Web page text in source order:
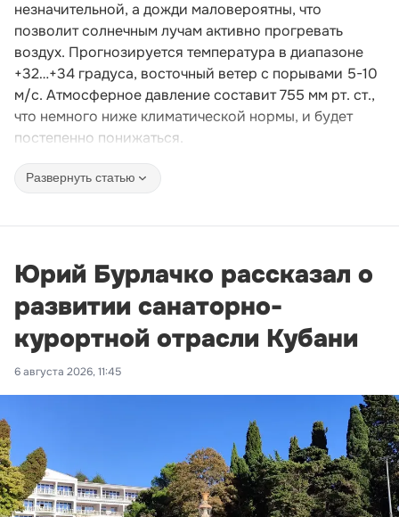
незначительной, а дожди маловероятны, что
позволит солнечным лучам активно прогревать
воздух. Прогнозируется температура в диапазоне
+32…+34 градуса, восточный ветер с порывами 5-10
м/с. Атмосферное давление составит 755 мм рт. ст.,
что немного ниже климатической нормы, и будет
постепенно понижаться.
Развернуть статью
Юрий Бурлачко рассказал о
развитии санаторно-
курортной отрасли Кубани
6 августа 2026, 11:45